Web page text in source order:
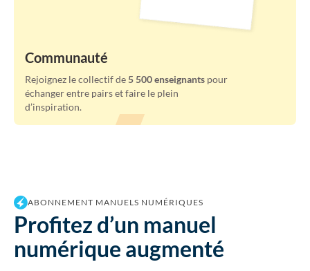
Communauté
Rejoignez le collectif de5 500 enseignants pour
échanger entre pairs et faire le plein
d’inspiration.
ABONNEMENT MANUELS NUMÉRIQUES
Profitez d’un manuel
numérique augmenté